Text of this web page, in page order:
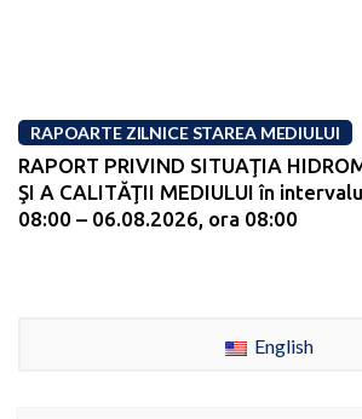
RAPOARTE ZILNICE STAREA MEDIULUI
RAPORT PRIVIND SITUAŢIA
ŞI A CALITĂŢII MEDIULUI în
08:00 – 06.08.2026, ora 08:00
English